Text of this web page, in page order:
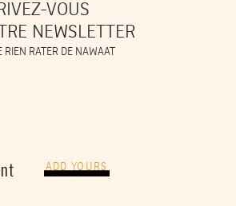
VOUS
NEWSLETTER
RIEN RATER DE NAWAAT
ADD YOURS